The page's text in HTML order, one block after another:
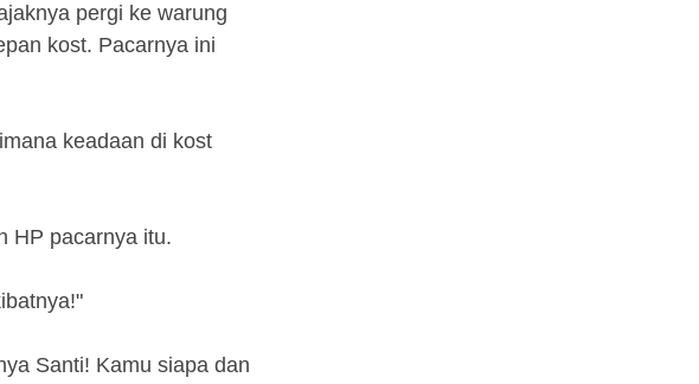
pergi ke warung
kost. Pacarnya ini
keadaan di kost
HP pacarnya itu.
Santi! Kamu siapa dan